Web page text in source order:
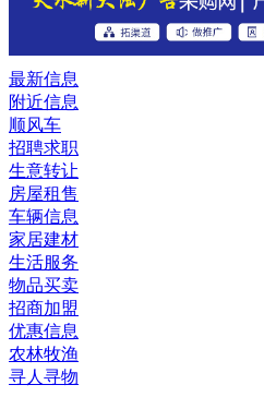
最新信息
附近信息
顺风车
招聘求职
生意转让
房屋租售
车辆信息
家居建材
生活服务
物品买卖
招商加盟
优惠信息
农林牧渔
寻人寻物